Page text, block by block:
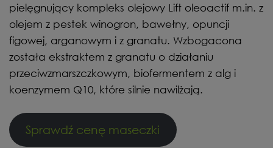
pielęgnujący kompleks olejowy Lift oleoactif m.in. z
olejem z pestek winogron, bawełny, opuncji
figowej, arganowym i z granatu. Wzbogacona
została ekstraktem z granatu o działaniu
przeciwzmarszczkowym, biofermentem z alg i
koenzymem Q10, które silnie nawilżają.
Sprawdź cenę maseczki